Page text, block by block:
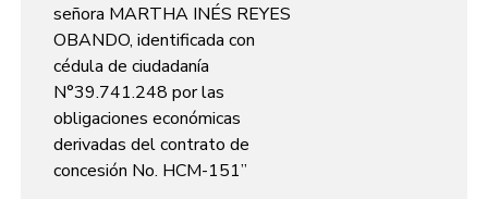
señora MARTHA INÉS REYES
OBANDO, identificada con
cédula de ciudadanía
N°39.741.248 por las
obligaciones económicas
derivadas del contrato de
concesión No. HCM-151”